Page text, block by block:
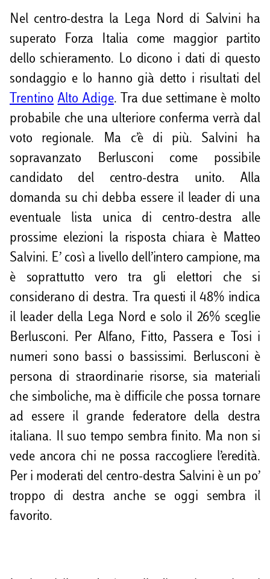
Nel centro-destra la Lega Nord di Salvini ha
superato Forza Italia come maggior partito
dello schieramento. Lo dicono i dati di questo
sondaggio e lo hanno già detto i risultati del
Trentino Alto Adige. Tra due settimane è molto
probabile che una ulteriore conferma verrà dal
voto regionale. Ma c’è di più. Salvini ha
sopravanzato Berlusconi come possibile
candidato del centro-destra unito. Alla
domanda su chi debba essere il leader di una
eventuale lista unica di centro-destra alle
prossime elezioni la risposta chiara è Matteo
Salvini. E’ così a livello dell’intero campione, ma
è soprattutto vero tra gli elettori che si
considerano di destra. Tra questi il 48% indica
il leader della Lega Nord e solo il 26% sceglie
Berlusconi. Per Alfano, Fitto, Passera e Tosi i
numeri sono bassi o bassissimi. Berlusconi è
persona di straordinarie risorse, sia materiali
che simboliche, ma è difficile che possa tornare
ad essere il grande federatore della destra
italiana. Il suo tempo sembra finito. Ma non si
vede ancora chi ne possa raccogliere l’eredità.
Per i moderati del centro-destra Salvini è un po’
troppo di destra anche se oggi sembra il
favorito.